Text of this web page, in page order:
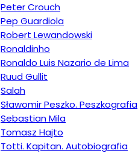
Peter Crouch
Pep Guardiola
Robert Lewandowski
Ronaldinho
Ronaldo Luis Nazario de Lima
Ruud Gullit
Salah
Sławomir Peszko. Peszkografia
Sebastian Mila
Tomasz Hajto
Totti. Kapitan. Autobiografia